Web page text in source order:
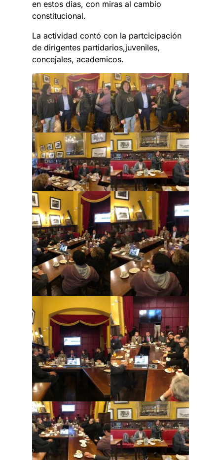
en estos dias, con miras al cambio
constitucional.
La actividad contó con la partcicipación
de dirigentes partidarios,juveniles,
concejales, academicos.